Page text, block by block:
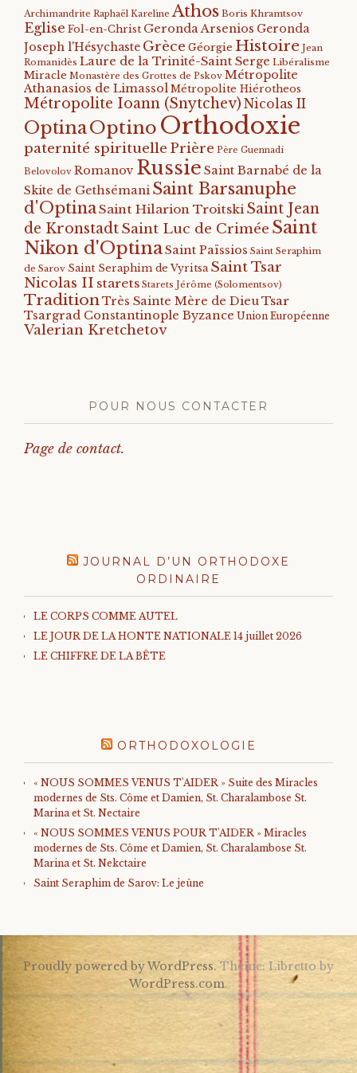
Archimandrite Raphaël Kareline Athos Boris Khramtsov
Eglise Fol-en-Christ Geronda Arsenios Geronda
Joseph l'Hésychaste Grèce Géorgie Histoire Jean
Romanidès Laure de la Trinité-Saint Serge Libéralisme
Miracle Monastère des Grottes de Pskov Métropolite
Athanasios de Limassol Métropolite Hiérotheos
Métropolite Ioann (Snytchev) Nicolas II
OptinaOptino Orthodoxie
paternité spirituelle Prière Père Guennadi
Belovolov Romanov Russie Saint Barnabé de la
Skite de Gethsémani Saint Barsanuphe
d'OptinaSaint Hilarion Troitski Saint Jean
de KronstadtSaint Luc de Crimée Saint
Nikon d'OptinaSaint Païssios Saint Seraphim
de Sarov Saint Seraphim de Vyritsa Saint Tsar
Nicolas II starets Starets Jérôme (Solomentsov)
TraditionTrès Sainte Mère de DieuTsar
Tsargrad Constantinople Byzance Union Européenne
Valerian Kretchetov
POUR NOUS CONTACTER
Page de contact.
JOURNAL D’UN ORTHODOXE
ORDINAIRE
LE CORPS COMME AUTEL
LE JOUR DE LA HONTE NATIONALE 14 juillet 2026
LE CHIFFRE DE LA BÊTE
ORTHODOXOLOGIE
« NOUS SOMMES VENUS T'AIDER » Suite des Miracles
modernes de Sts. Côme et Damien, St. Charalambose St.
Marina et St. Nectaire
« NOUS SOMMES VENUS POUR T'AIDER » Miracles
modernes de Sts. Côme et Damien, St. Charalambose St.
Marina et St. Nekctaire
Saint Seraphim de Sarov: Le jeûne
Proudly powered by WordPress. Theme: Libretto by
WordPress.com.